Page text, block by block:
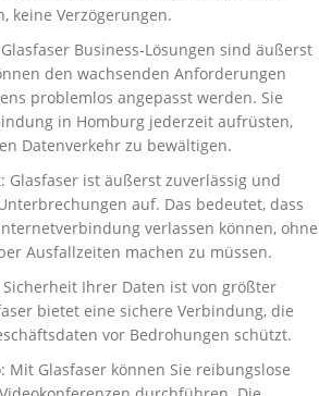
keine Verzögerungen.
Business-Lösungen sind äußerst
den wachsenden Anforderungen
problemlos angepasst werden. Sie
in Homburg jederzeit aufrüsten,
Datenverkehr zu bewältigen.
Glasfaser ist äußerst zuverlässig und
auf. Das bedeutet, dass
verlassen können, ohne
Ausfallzeiten machen zu müssen.
Ihrer Daten ist von größter
bietet eine sichere Verbindung, die
vor Bedrohungen schützt.
Mit Glasfaser können Sie reibungslose